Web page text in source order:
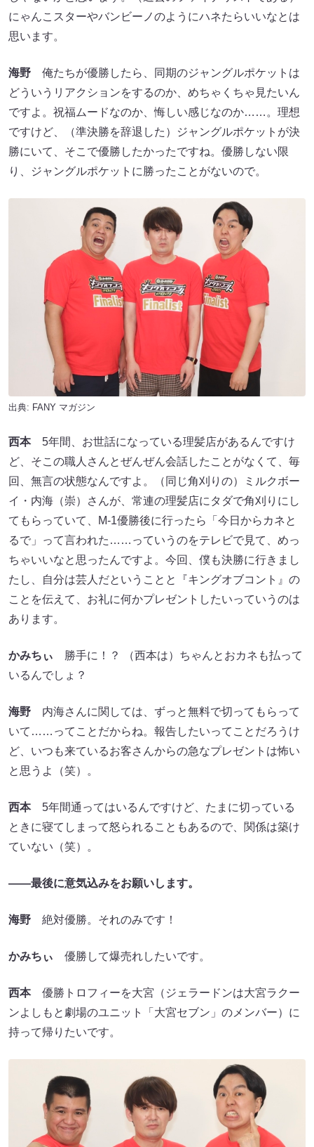
にゃんこスターやバンビーノのようにハネたらいいなとは
思います。
海野 俺たちが優勝したら、同期のジャングルポケットは
どういうリアクションをするのか、めちゃくちゃ見たいん
ですよ。祝福ムードなのか、悔しい感じなのか……。理想
ですけど、（準決勝を辞退した）ジャングルポケットが決
勝にいて、そこで優勝したかったですね。優勝しない限
り、ジャングルポケットに勝ったことがないので。
出典: FANY マガジン
西本5年間、お世話になっている理髪店があるんですけ
ど、そこの職人さんとぜんぜん会話したことがなくて、毎
回、無言の状態なんですよ。（同じ角刈りの）ミルクボー
イ・内海（崇）さんが、常連の理髪店にタダで角刈りにし
てもらっていて、M-1優勝後に行ったら「今日からカネと
るで」って言われた……っていうのをテレビで見て、めっ
ちゃいいなと思ったんですよ。今回、僕も決勝に行きまし
たし、自分は芸人だということと『キングオブコント』の
ことを伝えて、お礼に何かプレゼントしたいっていうのは
あります。
かみちぃ 勝手に！？ （西本は）ちゃんとおカネも払って
いるんでしょ？
海野 内海さんに関しては、ずっと無料で切ってもらって
いて……ってことだからね。報告したいってことだろうけ
ど、いつも来ているお客さんからの急なプレゼントは怖い
と思うよ（笑）。
西本5年間通ってはいるんですけど、たまに切っている
ときに寝てしまって怒られることもあるので、関係は築け
ていない（笑）。
――最後に意気込みをお願いします。
海野 絶対優勝。それのみです！
かみちぃ 優勝して爆売れしたいです。
西本優勝トロフィーを大宮（ジェラードンは大宮ラクー
ンよしもと劇場のユニット「大宮セブン」のメンバー）に
持って帰りたいです。